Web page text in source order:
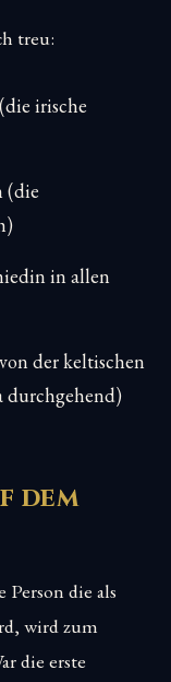
treu:
irische
(die
in allen
der keltischen
durchgehend)
dem
die als
wird zum
die erste